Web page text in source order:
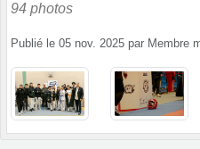
94 photos
Publié le 05 nov. 2025 par Membre